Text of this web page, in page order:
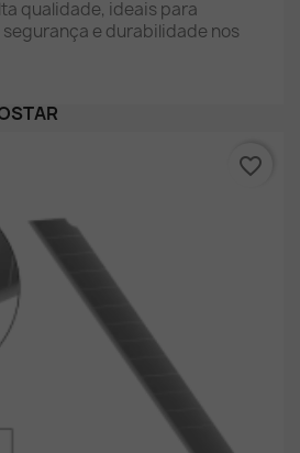
qualidade, ideais para
e durabilidade nos
favorite_border